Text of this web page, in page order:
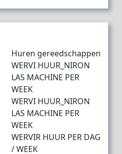
Huren gereedschappen
WERVI HUUR_NIRON
LAS MACHINE PER
WEEK
WERVI HUUR_NIRON
LAS MACHINE PER
WEEK
WERVIR HUUR PER DAG
/ WEEK